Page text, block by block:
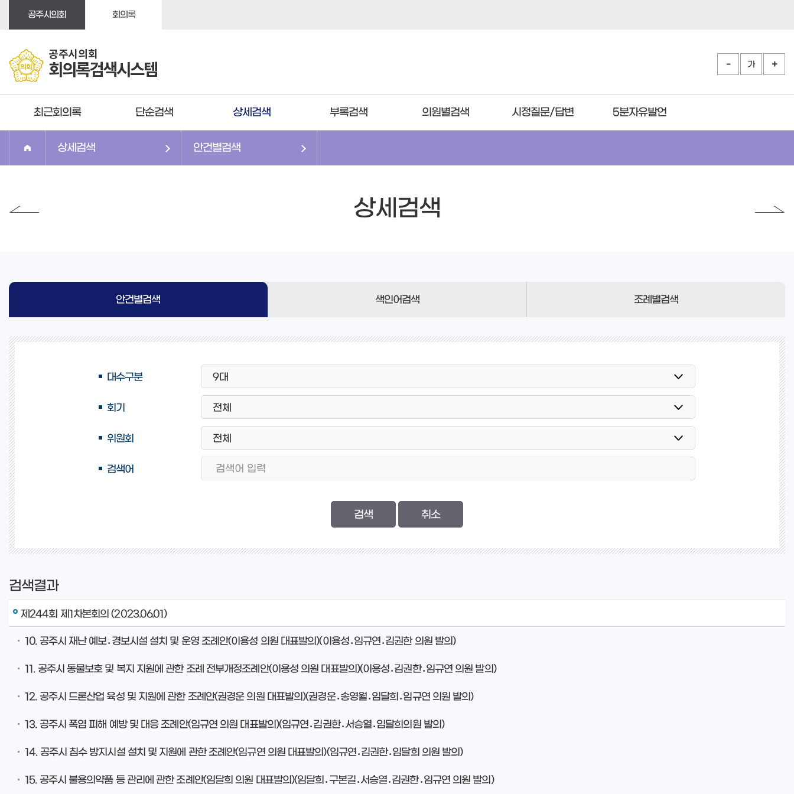
공주시의회 회의록
공주시의회
회의록검색시스템 가
최근회의록 단순검색 상세검색 부록검색 의원별검색 시정질문/답변 5분자유발언
상세검색 안건별검색
상세검색
안건별검색 색인어검색 조례별검색
대수구분
회기
위원회
검색어
검색 취소
검색결과
제244회 제1차본회의 (2023.06.01)
10. 공주시 재난 예보․경보시설 설치 및 운영 조례안(이용성 의원 대표발의)(이용성․임규연․김권한 의원 발의)
11. 공주시 동물보호 및 복지 지원에 관한 조례 전부개정조례안(이용성 의원 대표발의)(이용성․김권한․임규연 의원 발의)
12. 공주시 드론산업 육성 및 지원에 관한 조례안(권경운 의원 대표발의)(권경운․송영월․임달희․임규연 의원 발의)
13. 공주시 폭염 피해 예방 및 대응 조례안(임규연 의원 대표발의)(임규연․김권한․서승열․임달희의원 발의)
14. 공주시 침수 방지시설 설치 및 지원에 관한 조례안(임규연 의원 대표발의)(임규연․김권한․임달희 의원 발의)
15. 공주시 불용의약품 등 관리에 관한 조례안(임달희 의원 대표발의)(임달희․구본길․서승열․김권한․임규연 의원 발의)